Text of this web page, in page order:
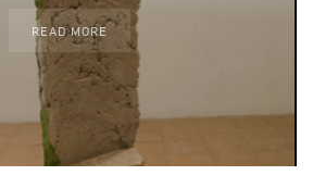
READ MORE